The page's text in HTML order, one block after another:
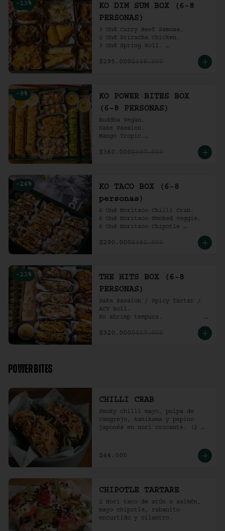
-13 %
KO DIM SUM BOX (6-8
PERSONAS)
3 Und Curry Beef Samosa.
2 Und Sriracha Chicken.
3 Und Spring Roll.
3 Und Cha Siu Roll.
Gochujang Ribs.
$295.000$338.000
- 9%
KO POWER BITES BOX
(6-8 PERSONAS)
Buddha Vegan.
Sake Passion.
Mango Tropic.
Dragon.
2 Und Noritaco Chilli Crab.
(6-8 personas).
$360.000$397.000
-24 %
KO TACO BOX (6-8
personas)
6 Und Noritaco Chilli Crab.
6 Und Noritaco Smoked veggie.
6 Und Noritaco Chipotle
$290.000$381.000
-23 %
THE HITS BOX (6-8
PERSONAS)
Sake Passion / Spicy Tartar /
ACV Roll.
Ko shrimp tempura.
Tartare.
4 Und Noritaco Chilli Crab.
$320.000$417.000
POWER BITES
CHILLI CRAB
Smoky chilli mayo, pulpa de
cangrejo, kanikama y pepino
japonés en nori crocante. (2
$44.000
CHIPOTLE TARTARE
2 Nori taco de atún o salmón,
mayo chipotle, rabanito
encurtido y cilantro.